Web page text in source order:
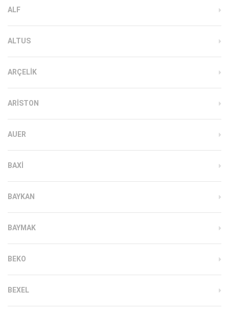
ALF
ALTUS
ARÇELIK
ARISTON
AUER
BAXI
BAYKAN
BAYMAK
BEKO
BEXEL